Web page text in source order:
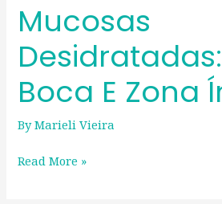
Mucosas
Boca E Zona
ByMarieli Vieira
Read More »